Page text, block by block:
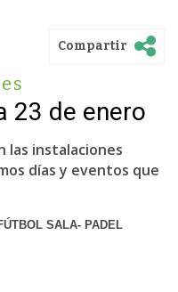
Compartir
23 de enero
las instalaciones
días y eventos que
SALA- PADEL